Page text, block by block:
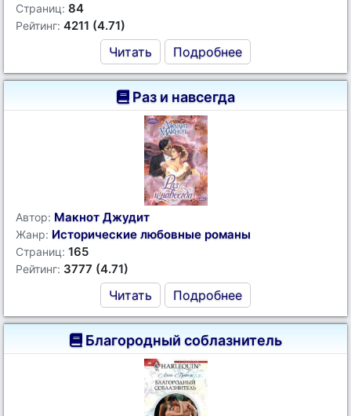
Страниц: 84
Рейтинг: 4211 (4.71)
Читать Подробнее
Раз и навсегда
Автор: Макнот Джудит
Жанр: Исторические любовные романы
Страниц: 165
Рейтинг: 3777 (4.71)
Читать Подробнее
Благородный соблазнитель